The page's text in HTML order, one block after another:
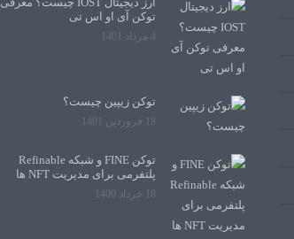
توکن آی او اس تی
4 مرداد 1401
توکن زیپین چیست؟
توکن FINE و شبکه Refinable
پلتفرمی برای مدیریت NFT ها